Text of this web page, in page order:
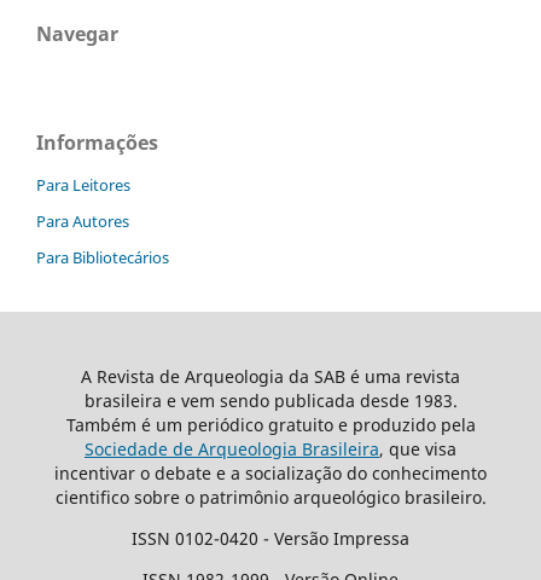
Navegar
Informações
Para Leitores
Para Autores
Para Bibliotecários
A Revista de Arqueologia da SAB é uma revista
brasileira e vem sendo publicada desde 1983.
Também é um periódico gratuito e produzido pela
Sociedade de Arqueologia Brasileira, que visa
incentivar o debate e a socialização do conhecimento
cientifico sobre o patrimônio arqueológico brasileiro.
ISSN 0102-0420 - Versão Impressa